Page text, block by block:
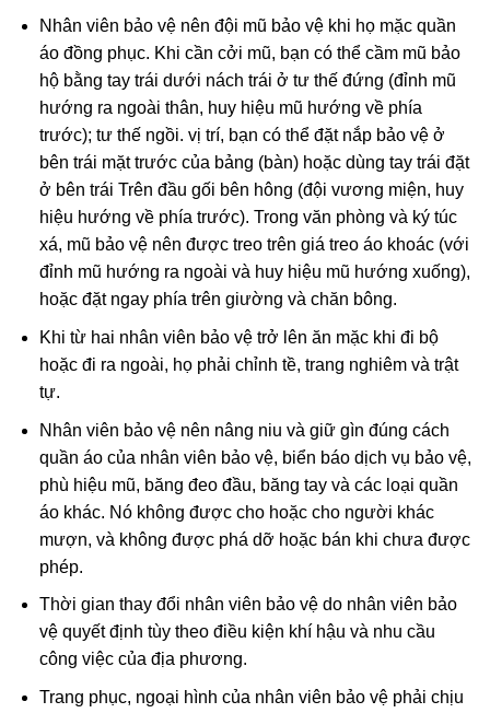
Nhân viên bảo vệ nên đội mũ bảo vệ khi họ mặc quần
áo đồng phục. Khi cần cởi mũ, bạn có thể cầm mũ bảo
hộ bằng tay trái dưới nách trái ở tư thế đứng (đỉnh mũ
hướng ra ngoài thân, huy hiệu mũ hướng về phía
trước); tư thế ngồi. vị trí, bạn có thể đặt nắp bảo vệ ở
bên trái mặt trước của bảng (bàn) hoặc dùng tay trái đặt
ở bên trái Trên đầu gối bên hông (đội vương miện, huy
hiệu hướng về phía trước). Trong văn phòng và ký túc
xá, mũ bảo vệ nên được treo trên giá treo áo khoác (với
đỉnh mũ hướng ra ngoài và huy hiệu mũ hướng xuống),
hoặc đặt ngay phía trên giường và chăn bông.
Khi từ hai nhân viên bảo vệ trở lên ăn mặc khi đi bộ
hoặc đi ra ngoài, họ phải chỉnh tề, trang nghiêm và trật
tự.
Nhân viên bảo vệ nên nâng niu và giữ gìn đúng cách
quần áo của nhân viên bảo vệ, biển báo dịch vụ bảo vệ,
phù hiệu mũ, băng đeo đầu, băng tay và các loại quần
áo khác. Nó không được cho hoặc cho người khác
mượn, và không được phá dỡ hoặc bán khi chưa được
phép.
Thời gian thay đổi nhân viên bảo vệ do nhân viên bảo
vệ quyết định tùy theo điều kiện khí hậu và nhu cầu
công việc của địa phương.
Trang phục, ngoại hình của nhân viên bảo vệ phải chịu